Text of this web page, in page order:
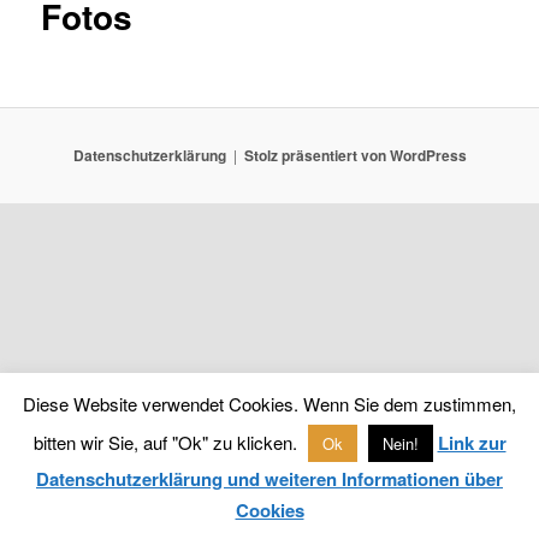
Fotos
Datenschutzerklärung Stolz präsentiert von WordPress
Diese Website verwendet Cookies. Wenn Sie dem zustimmen,
bitten wir Sie, auf "Ok" zu klicken.
Ok Nein!
Link zur
Datenschutzerklärung und weiteren Informationen über
Cookies